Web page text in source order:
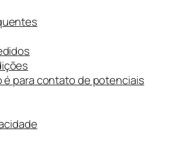
é para contato de potenciais